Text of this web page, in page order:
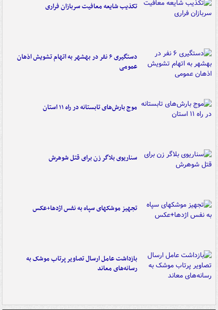
تکذیب شایعه معافیت سربازان فراری
دستگیری ۶ نفر در بهشهر به اتهام تشویش اذهان
عمومی
موج بارش‌های تابستانه در راه ۱۱ استان
سناریوی بلاگر زن برای قتل شوهرش
تجهیز موشکهای سپاه به نفس اژدها+عکس
بازداشت عامل ارسال تصاویر پرتاب موشک به
رسانه‌های معاند